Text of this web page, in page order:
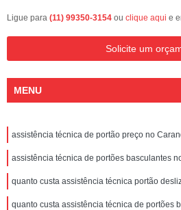
Ligue para (11) 99350-3154 ou clique aqui e
Solicite um
MENU
assistência técnica de portão preço no
assistência técnica de portões basculantes
quanto custa assistência técnica portão
quanto custa assistência técnica de portões